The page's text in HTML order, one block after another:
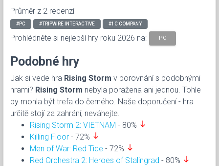
Průměr z 2 recenzí
#PC #TRIPWIRE INTERACTIVE #1C COMPANY
Prohlédněte si nejlepší hry roku 2026 na: PC
Podobné hry
Jak si vede hra Rising Storm v porovnání s podobnými
hrami? Rising Storm nebyla poražena ani jednou. Tohle
by mohla být trefa do černého. Naše doporučení - hra
určitě stojí za zahrání, neváhejte.
Rising Storm 2: VIETNAM - 80% south
Killing Floor - 72% south
Men of War: Red Tide - 72% south
Red Orchestra 2: Heroes of Stalingrad - 80% south